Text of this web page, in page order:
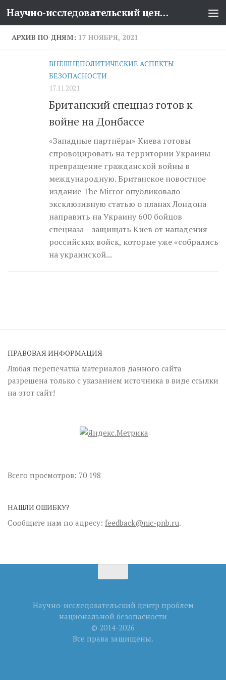
Перейти к содержимому Научно-исследовательский центр проблем национальной безопасности
АРХИВ ПО ДНЯМ: 17 НОЯБРЯ, 2021
ВНЕШНЕПОЛИТИЧЕСКИЕ АСПЕКТЫ
БЕЗОПАСНОСТИ
17.11.2021
Британский спецназ готов к
войне на Донбассе
«Западные партнёры» Киева готовы
спровоцировать на территории Украины
превращение гражданской войны в
международную. Британское новостное
издание The Mirror опубликовало
эксклюзивную статью о планах Лондона
направить на Украину 600 бойцов
спецназа – защищать Киев от нападения
российских войск, которые уже «собрались
на украинской...
ПРАВОВАЯ ИНФОРМАЦИЯ
Любая перепечатка материалов данного сайта
разрешена только с указанием источника в виде ссылки
на этот сайт!
Всего просмотров: 70 198
НАШЛИ ОШИБКУ?
Сообщите нам по адресу: feedback@nic-pnb.ru.
Научно-исследовательский центр проблем
национальной безопасности
© 2014-2026
Все права защищены.